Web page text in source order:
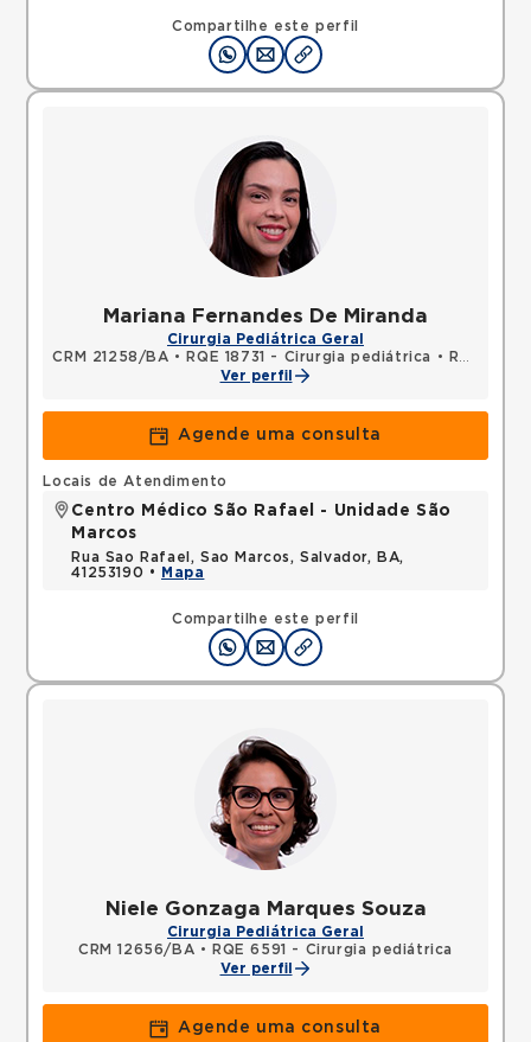
Compartilhe este perfil
Mariana Fernandes De Miranda
Cirurgia Pediátrica Geral
CRM 21258/BA • RQE 18731 - Cirurgia pediátrica •
RQE 28293 - Cirurgia geral
Ver perfil
Agende uma consulta
Compartilhe este perfil
Locais de Atendimento
Centro Médico São Rafael - Unidade São
Marcos
Rua Sao Rafael, Sao Marcos, Salvador, BA,
41253190 •
Mapa
Niele Gonzaga Marques Souza
Cirurgia Pediátrica Geral
CRM 12656/BA •
RQE 6591 - Cirurgia pediátrica
Ver perfil
Agende uma consulta